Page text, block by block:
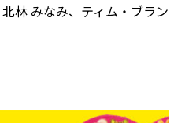
林 みなみ、ティム・ブラン